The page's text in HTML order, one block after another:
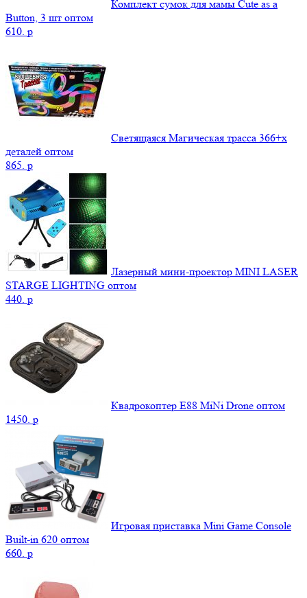
Комплект сумок для мамы Cute as a
Button, 3 шт оптом
610. p
Светящаяся Магическая трасса 366+x
деталей оптом
865. p
Лазерный мини-проектор MINI LASER
STARGE LIGHTING оптом
440. p
Квадрокоптер E88 MiNi Drone оптом
1450. p
Игровая приставка Mini Game Console
Built-in 620 оптом
660. p